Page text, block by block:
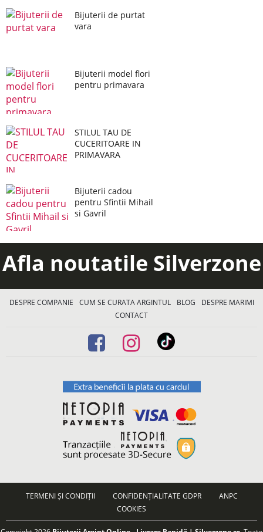
Bijuterii de purtat
vara
Bijuterii model flori
pentru primavara
STILUL TAU DE
CUCERITOARE IN
PRIMAVARA
Bijuterii cadou
pentru Sfintii Mihail
si Gavril
Afla noutatile Silverzone
DESPRE COMPANIE CUM SE CURATA ARGINTUL BLOG
DESPRE MARIMI
CONTACT
TERMENI ȘI CONDIȚII CONFIDENȚIALITATE GDPR
ANPC
COOKIES